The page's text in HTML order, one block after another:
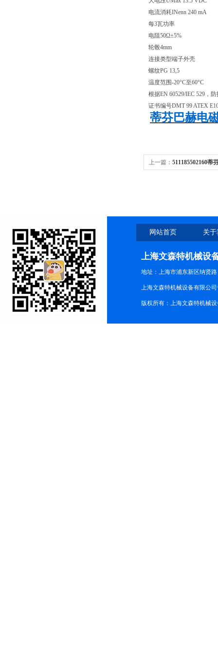
电流消耗INenn 240 mA
每3瓦功率
电阻50Ω±5%
轮毂4mm
连接类型端子外壳
螺纹PG 13,5
温度范围-20°C至60°C
根据EN 60529/IEC 529，
证书编号DMT 99 ATEX
蒂芬巴赫电
上一篇： 511185502160
网站首页 关
上海文森特机械设
地址：上海市浦东新区纳贤路
上海文森特机械设备有限公
版权所有：上海文森特机械